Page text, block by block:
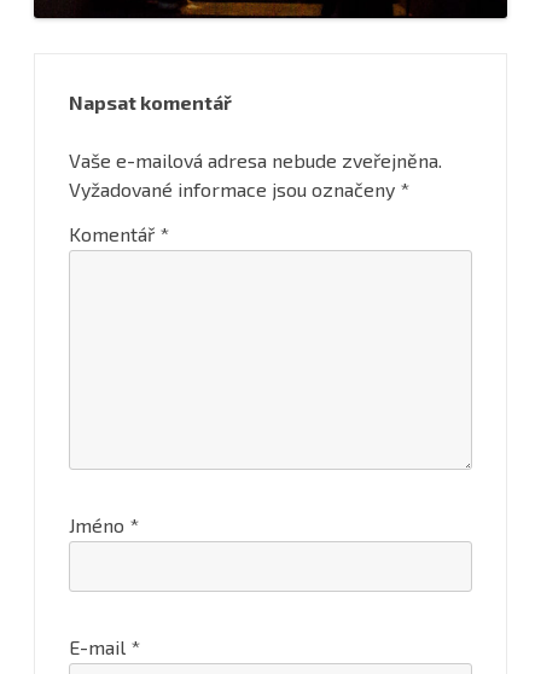
Napsat komentář
Vaše e-mailová adresa nebude zveřejněna.
Vyžadované informace jsou označeny *
Komentář *
Jméno *
E-mail *